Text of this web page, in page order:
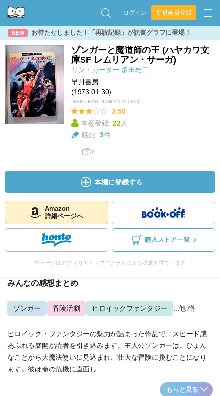
ログイン 新規会員登録
NEW お待たせしました！「再読記録」が読書グラフに登場！
ゾンガーと魔道師の王 (ハヤカワ文
庫SF レムリアン・サーガ)
リン・カーター 多田雄二
早川書房
(1973.01.30)
ISBN・EAN: 9784150100803
3.50
本棚登録: 22人
感想: 3件
本棚に登録する
Amazon
詳細ページへ
購入ストア一覧
本ページはアフィリエイトプログラムによる収益を得ています
みんなの感想まとめ
ゾンガー 冒険活劇 ヒロイックファンタジー ...他7件
ヒロイック・ファンタジーの魅力が詰まった作品で、スピード感
あふれる展開が読者を引き込みます。主人公ゾンガーは、ひょん
なことから大魔法使いに見込まれ、壮大な冒険に挑むことになり
ます。彼は命の危機に直面し...
もっと見る